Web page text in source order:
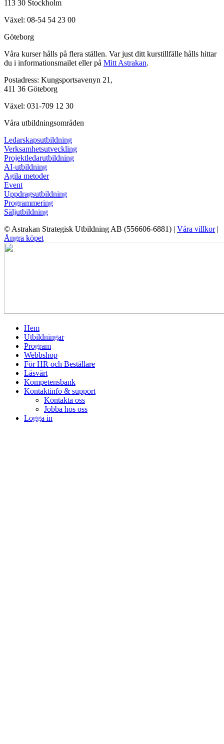
113 30 Stockholm
Växel: 08-54 54 23 00
Göteborg
Våra kurser hålls på flera ställen. Var just ditt kurstillfälle hålls hittar
du i informationsmailet eller på Mitt Astrakan.
Postadress: Kungsportsavenyn 21,
411 36 Göteborg
Växel: 031-709 12 30
Våra utbildningsområden
Ledarskapsutbildning
Verksamhetsutveckling
Projektledarutbildning
AI-utbildning
Agila metoder
Event
Uppdragsutbildning
Programmering
Säljutbildning
© Astrakan Strategisk Utbildning AB (556606-6881) | Våra villkor|
Ångra köpet
Hem
Utbildningar
Program
Webbshop
För HR och Beställare
Läsvärt
Kompetensbank
Kontaktinfo & support
Kontakta oss
Jobba hos oss
Logga in